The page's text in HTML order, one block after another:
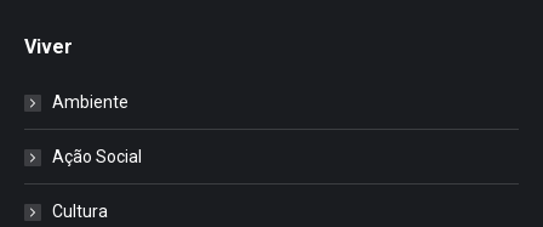
Viver
Ambiente
Ação Social
Cultura